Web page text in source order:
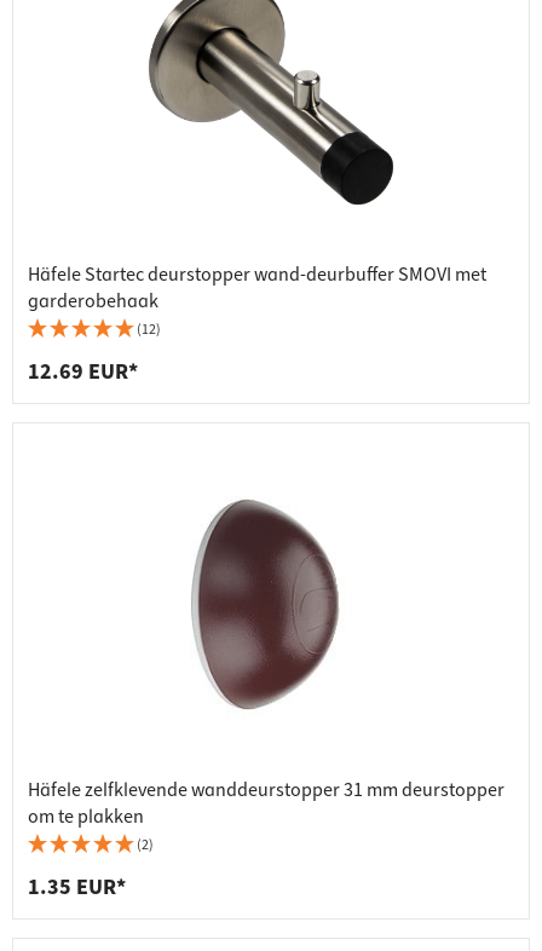
Häfele Startec deurstopper wand-deurbuffer SMOVI met
garderobehaak
(12)
12.69 EUR*
Häfele zelfklevende wanddeurstopper 31 mm deurstopper
om te plakken
(2)
1.35 EUR*